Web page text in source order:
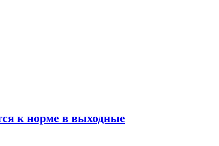
к норме в выходные